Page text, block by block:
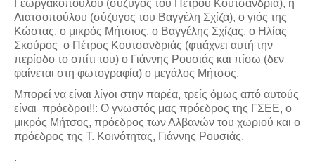
Γεωργακοπούλου (σύζυγος του Πέτρου Κουτσανδριά), η
Λιατσοπούλου (σύζυγος του Βαγγέλη Σχίζα), ο γιός της
Κώστας, ο μικρός Μήτσιος, ο Βαγγέλης Σχίζας, ο Ηλίας
Σκούρος ο Πέτρος Κουτσανδριάς (φτιάχνει αυτή την
περίοδο το σπίτι του) ο Γιάννης Ρουσιάς και πίσω (δεν
φαίνεται στη φωτογραφία) ο μεγάλος Μήτσος.
Μπορεί να είναι λίγοι στην παρέα, τρείς όμως από αυτούς
είναι πρόεδροι!!: Ο γνωστός μας πρόεδρος της ΓΣΕΕ, ο
μικρός Μήτσος, πρόεδρος των Αλβανών του χωριού και ο
πρόεδρος της Τ. Κοινότητας, Γιάννης Ρουσιάς.
.